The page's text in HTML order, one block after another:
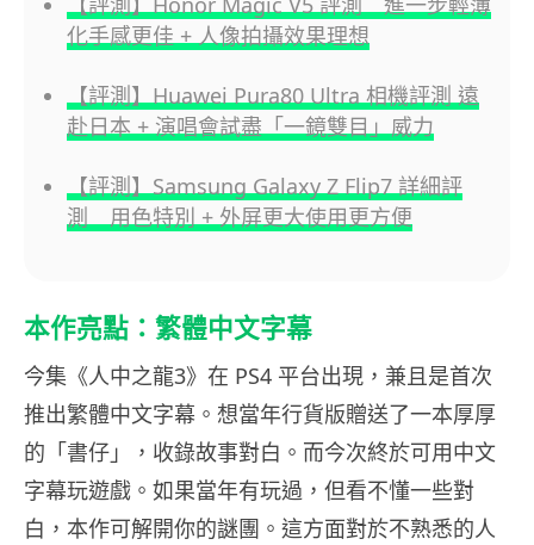
化手感更佳 + 人像拍攝效果理想
【評測】Huawei Pura80 Ultra 相機評測 遠
赴日本 + 演唱會試盡「一鏡雙目」威力
【評測】Samsung Galaxy Z Flip7 詳細評
測 用色特別 + 外屏更大使用更方便
本作亮點：繁體中文字幕
今集《人中之龍3》在 PS4 平台出現，兼且是首次
推出繁體中文字幕。想當年行貨版贈送了一本厚厚
的「書仔」，收錄故事對白。而今次終於可用中文
字幕玩遊戲。如果當年有玩過，但看不懂一些對
白，本作可解開你的謎團。這方面對於不熟悉的人